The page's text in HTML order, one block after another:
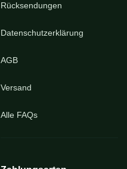
Rücksendungen
Datenschutzerklärung
AGB
Versand
Alle FAQs